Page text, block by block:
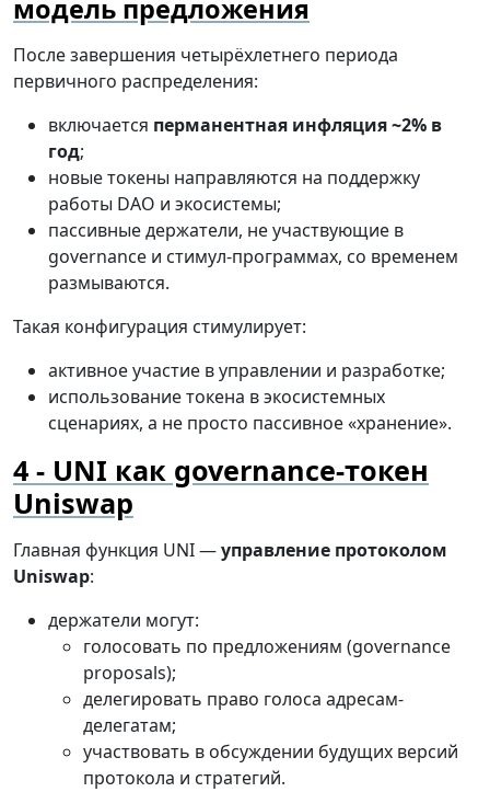
модель предложения
После завершения четырёхлетнего периода
первичного распределения:
включается перманентная инфляция ~2% в
год;
новые токены направляются на поддержку
работы DAO и экосистемы;
пассивные держатели, не участвующие в
governance и стимул-программах, со временем
размываются.
Такая конфигурация стимулирует:
активное участие в управлении и разработке;
использование токена в экосистемных
сценариях, а не просто пассивное «хранение».
UNI как governance-токен
Uniswap
Главная функция UNI —управление протоколом
Uniswap:
держатели могут:
голосовать по предложениям (governance
proposals);
делегировать право голоса адресам-
делегатам;
участвовать в обсуждении будущих версий
протокола и стратегий.